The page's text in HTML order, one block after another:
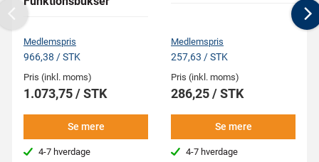
Medlemspris
966,38 / STK
Pris (inkl. moms)
1.073,75 / STK
Se mere
4-7 hverdage
Medlemspris
257,63 / STK
Pris (inkl. moms)
286,25 / STK
Se mere
4-7 hverdage
Previous